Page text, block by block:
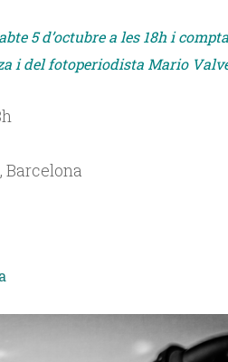
5 d’octubre a les 18h i
i del fotoperiodista Mario
Barcelona